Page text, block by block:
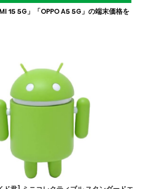
15 5G」「OPPO A5 5G」の端末価格を